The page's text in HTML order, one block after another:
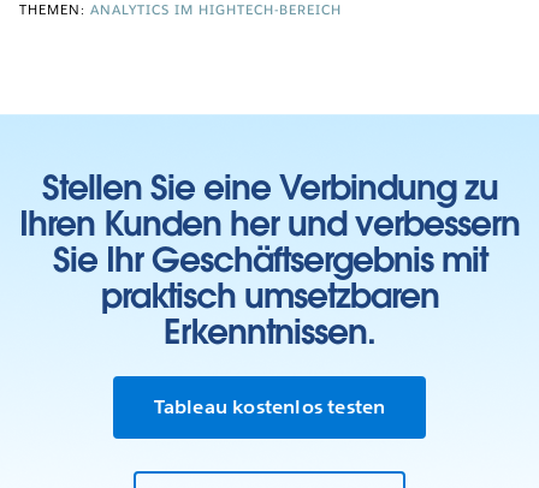
THEMEN: ANALYTICS IM HIGHTECH-BEREICH
Stellen Sie eine Verbindung zu
Ihren Kunden her und verbessern
Sie Ihr Geschäftsergebnis mit
praktisch umsetzbaren
Erkenntnissen.
Tableau kostenlos testen